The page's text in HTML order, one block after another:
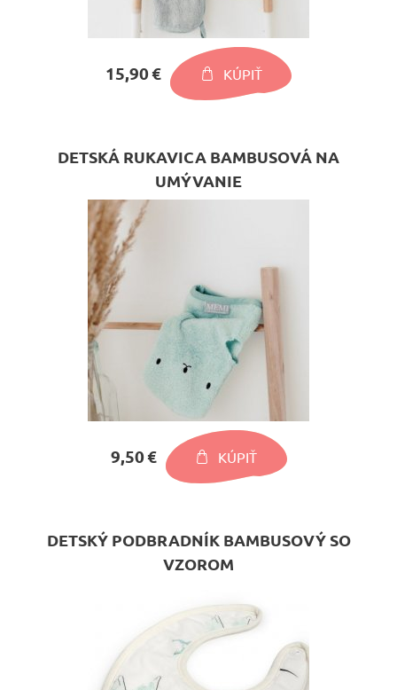
15,90 € KÚPIŤ
DETSKÁ RUKAVICA BAMBUSOVÁ NA
UMÝVANIE
9,50 € KÚPIŤ
DETSKÝ PODBRADNÍK BAMBUSOVÝ SO
VZOROM